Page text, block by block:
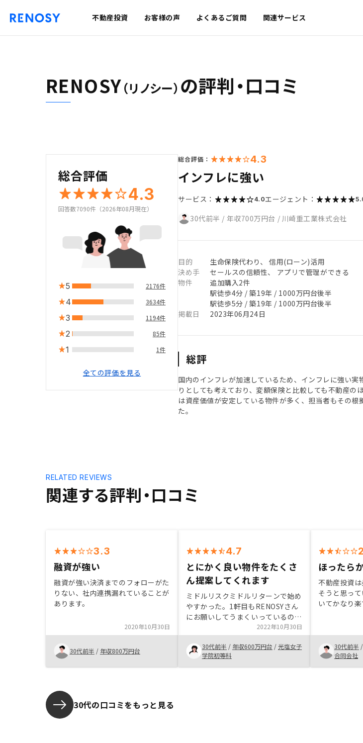
不動産投資 お客様の声 よくあるご質問 関連サービス
RENOSY（リノシー） の評判・口コミ
総合評価
4.3
回答数7090件（2026年08月現在）
5 2176件
4 3634件
3 1194件
2 85件
1 1件
全ての評価を見る
総合評価： 4.3
インフレに強い
サービス： 4.0エージェント：
30代前半 / 年収700万円台 / 川崎重工業株式会社
目的
生命保険代わり、 信用(ローン)活用
決め手
セールスの信頼性、 アプリで管理ができる
物件
追加購入2件
駅徒歩4分 / 築19年 / 1000万円台後半
駅徒歩5分 / 築19年 / 1000万円台後半
掲載日
2023年06月24日
総評
国内のインフレが加速しているため、インフレに強い
りとしても考えており、変額保険と比較しても不動産
は資産価値が安定している物件が多く、担当者もその
た。
関連する評判・口コミ
RELATED REVIEWS
3.3
融資が強い
融資が強い決済までのフォローがた
りない、社内連携漏れていることが
あります。
2020年10月30日
30代前半 / 年収800万円台
4.7
とにかく良い物件をたくさ
ん提案してくれます
ミドルリスクミドルリターンで始め
やすかった。1軒目もRENOSYさん
にお願いしてうまくいっているので
今回もお願いすることにした。立地
や築年数、総戸数などの、希望する
条件を細かめに伝えていましたが、
それらをほとんど網羅する良い物件
を提案してくれるので良いと思う。
2022年10月30日
30代前半 / 年収600万円台 / 光塩女子
学院初等科
ほったら
不動産投資
そうと思っ
いてかなり
動産投資に
ある程度ケ
じ、月々の
運用可能だ
めた。敷金
30代前半 /
合同会社
30代の口コミをもっと見る